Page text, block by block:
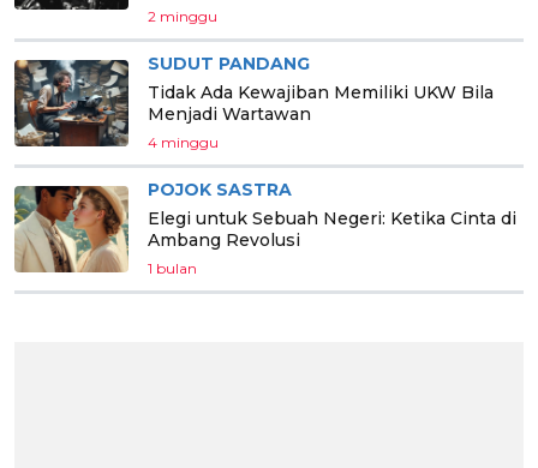
2 minggu
SUDUT PANDANG
Tidak Ada Kewajiban Memiliki UKW Bila
Menjadi Wartawan
4 minggu
POJOK SASTRA
Elegi untuk Sebuah Negeri: Ketika Cinta di
Ambang Revolusi
1 bulan